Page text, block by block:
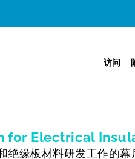
访问
for Electrical
缘板材料研发工作的幕